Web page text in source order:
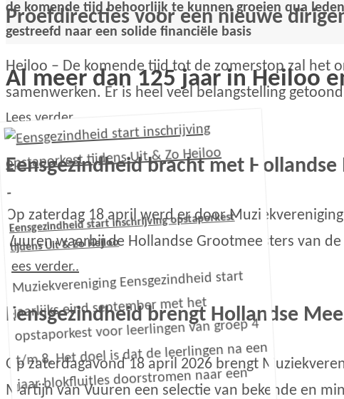
Proefdirecties voor een nieuwe
Heiloo – De komende tijd tot de zomerstop zal het
samenwerken. Er is heel veel belangstelling
Lees verder..
Eensgezindheid bracht met
Op zaterdag 18 april werd er door
Vuuren waarbij de Hollandse Grootmeesters van
Lees verder..
Eensgezindheid brengt Hollandse
Op zaterdagavond 18 april 2026 brengt
Martijn van Vuuren een selectie van bekende en
de komende tijd behoorlijk te kunnen groeien qua
gestreefd naar een solide financiële basis
Al meer dan 125 jaar in Heiloo
Eensgezindheid start inschrijving opstaporkest
tijdens Uit & Zo Heiloo
Muziekvereniging Eensgezindheid start
jaarlijks eind september met het
opstaporkest voor leerlingen van groep 4
t/m 8. Het doel is dat de leerlingen na een
jaar blokfluitles doorstromen naar een